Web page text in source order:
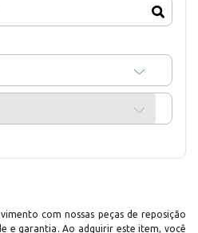
com nossas peças de reposição
e garantia. Ao adquirir este item, você